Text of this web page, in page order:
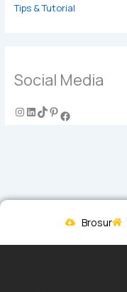
Tips & Tutorial
Social Media
Brosur